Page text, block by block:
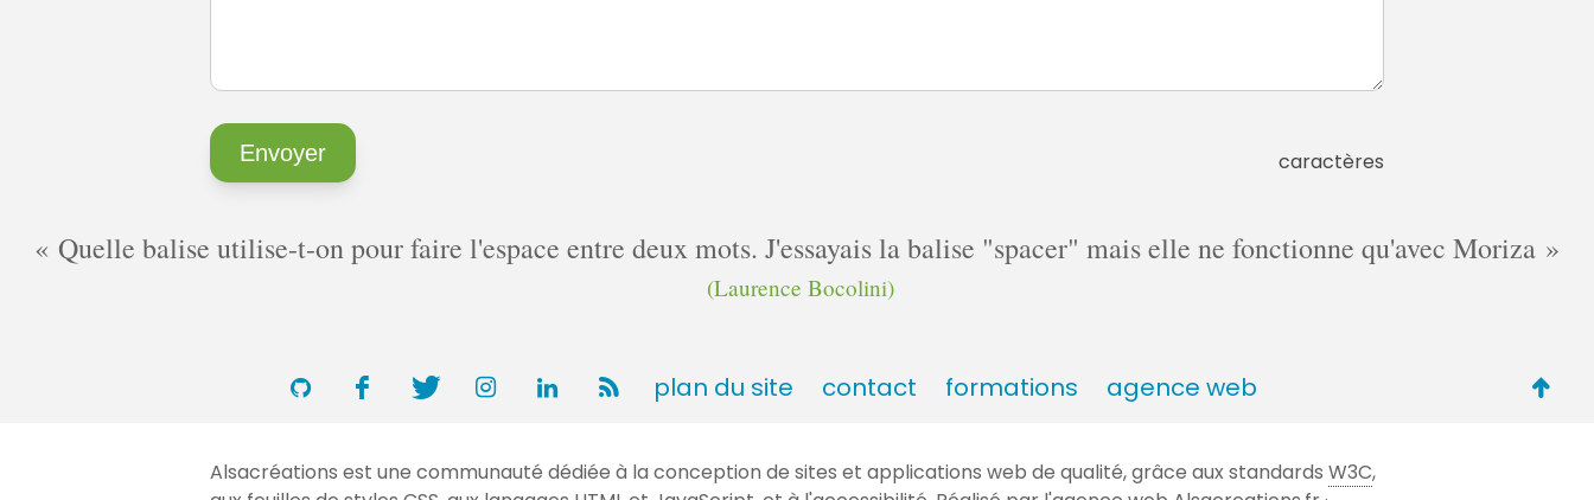
caractères
Quelle balise utilise-t-on pour faire l'espace entre deux mots. J'essayais la balise "spacer" mais elle ne fonctionne qu'avec Moriza
(Laurence Bocolini)
plan du site contact formations agence web
Alsacréations est une communauté dédiée à la conception de sites et applications web de qualité, grâce aux standards W3C,